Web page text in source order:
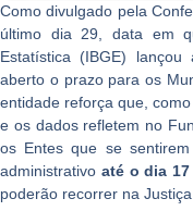
Como divulgado pela
último dia 29, data em
Estatística (IBGE)
aberto o prazo para os
entidade reforça que,
e os dados refletem no
os Entes que se
administrativo até o dia
poderão recorrer na Justiça.